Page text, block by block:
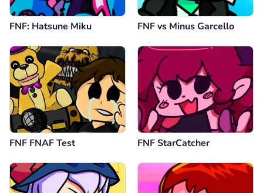
FNF: Hatsune Miku FNF vs Minus Garcello
FNF FNAF Test FNF StarCatcher